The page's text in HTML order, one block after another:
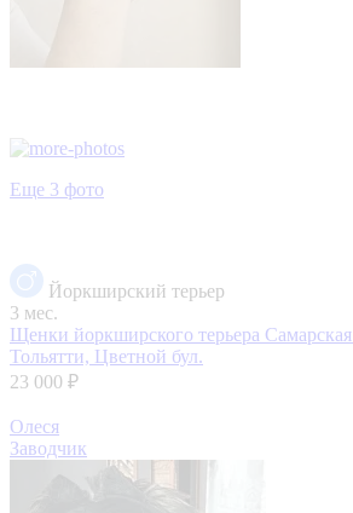
Еще 3 фото
Йоркширский терьер
3 мес.
Щенки йоркширского терьера
Тольятти, Цветной бул.
23 000 ₽
Олеся
Заводчик